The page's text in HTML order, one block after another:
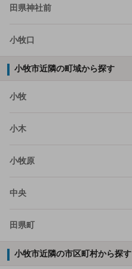
田県神社前
小牧口
小牧市近隣の町域から探す
小牧
小木
小牧原
中央
田県町
小牧市近隣の市区町村から探す